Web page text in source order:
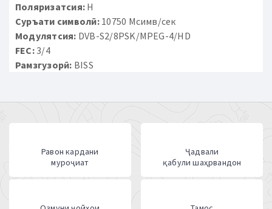
Поляризатсия: H
Суръати символӣ:10750 Мсимв/сек
Модулятсия: DVB-S2/8PSK/MPEG-4/HD
FEC:3/4
Рамзгузорӣ: BISS
Равон кардани
муроҷиат
Ҷадвали
қабули шаҳрвандон